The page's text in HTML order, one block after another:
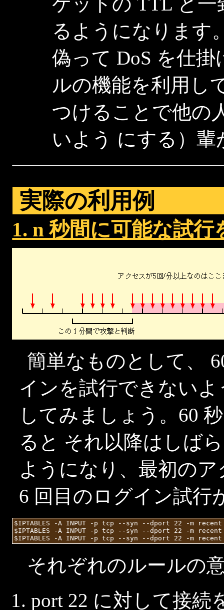
るようになります
偽って DoS を仕
ルの機能を利用し
つけることで他の
いよう にする）
実際の利用例
1. n 秒間に可能な試
簡単なものとして、
インを試行できない
してみましょう。60
ると それ以降はしば
ようになり、最初の
6 回目のログイン試行
$IPTABLES -A INPUT -p tcp --syn --dport 22 -m
$IPTABLES -A INPUT -p tcp --syn --dport 22 -m
それぞれのルールの
port 22 に対して接続